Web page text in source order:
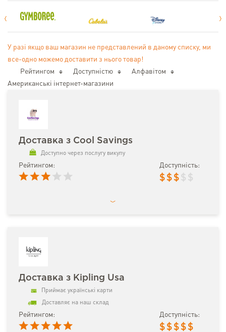
У разі якщо ваш магазин не представлений в даному списку, ми
все-одно можемо доставити з нього товар!
Рейтингом
Доступністю
Алфавітом
Американські інтернет-магазини
Доставка з Cool Savings
Доступно через послугу викупу
Рейтингом: Доступність:
$ $ $ $ $
Доставка з Kipling Usa
Приймає українські карти
Доставляє на наш склад
Рейтингом: Доступність:
$ $ $ $ $